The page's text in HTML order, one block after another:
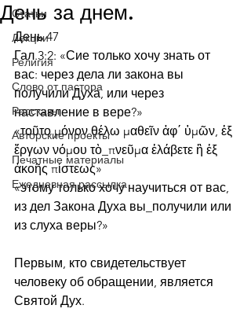
Статьи
Лекции
Религия
Слово от пастора
Рассказы
Авторские проекты
Печатные материалы
Ежедневная рассылка
День за днем.
День 47
Гал.3:2: «Сие только хочу знать от
вас: через дела ли закона вы
получили Духа, или через
наставление в вере?»
«τοῦτο μόνον θέλω μαθεῖν ἀφ΄ ὑμῶν, ἐξ
ἔργων νόμου τὸ_πνεῦμα ἐλάβετε ἢ ἐξ
ἀκοῆς πίστεως»
«этому только хочу научиться от вас,
из дел Закона Духа вы_получили или
из слуха веры?»
Первым, кто свидетельствует
человеку об обращении, является
Святой Дух.